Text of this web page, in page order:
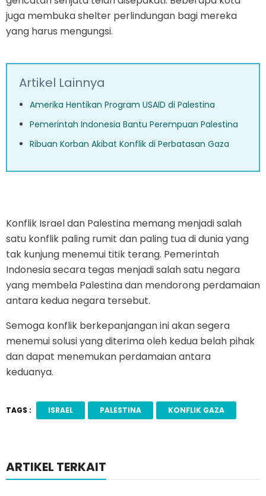
juga membuka shelter perlindungan bagi mereka
yang harus mengungsi.
Artikel Lainnya
Amerika Hentikan Program USAID di Palestina
Pemerintah Indonesia Bantu Perempuan Palestina
Ribuan Korban Akibat Konflik di Perbatasan Gaza
Konflik Israel dan Palestina memang menjadi salah
satu konflik paling rumit dan paling tua di dunia yang
tak kunjung menemui titik terang. Pemerintah
Indonesia secara tegas menjadi salah satu negara
yang membela Palestina dan mendorong perdamaian
antara kedua negara tersebut.
Semoga konflik berkepanjangan ini akan segera
menemui solusi yang diterima oleh kedua belah pihak
dan dapat menemukan perdamaian antara
keduanya.
TAGS : ISRAEL PALESTINA KONFLIK GAZA
ARTIKEL TERKAIT